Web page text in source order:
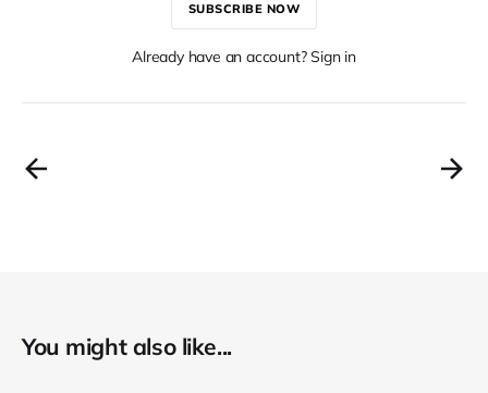
SUBSCRIBE NOW
Already have an account? Sign in
You might also like...